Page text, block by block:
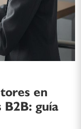
en
B2B: guía